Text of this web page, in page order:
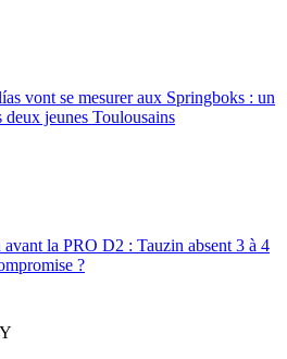
vont se mesurer aux Springboks : un
deux jeunes Toulousains
avant la PRO D2 : Tauzin absent 3 à 4
?